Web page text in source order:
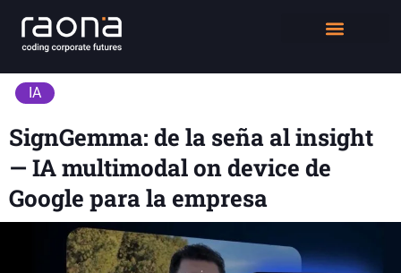
IA
SignGemma: de la seña al insight
— IA multimodal on device de
Google para la empresa